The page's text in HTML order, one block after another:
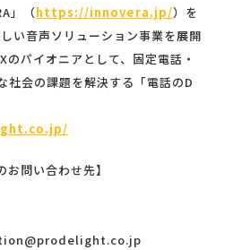
」（https://innovera.jp/）を
い音声ソリューション事業を展開
のパイオニアとして、固定電話・
社会の課題を解決する「電話のD
お問い合わせ先】